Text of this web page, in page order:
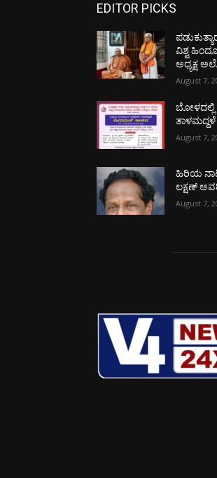
EDITOR PICKS
ವಿಶ್ವ
ಅಧ್ಯಕ್ಷ
August 7,
ಬೋಳದಲ್ಲಿ
August 7,
ಹಿರಿಯ
ಲಕ್ಷಣ್
August 7,